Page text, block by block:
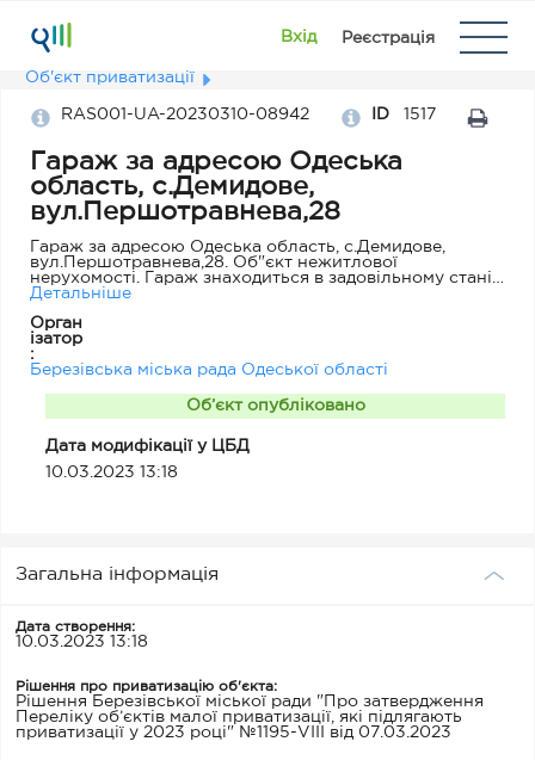
Вхід Реєстрація
Об'єкт приватизації
RAS001-UA-20230310-08942 ID 1517
Гараж за адресою Одеська
область, с.Демидове,
вул.Першотравнева,28
Гараж за адресою Одеська область, с.Демидове,
вул.Першотравнева,28. Об"єкт нежитлової
нерухомості. Гараж знаходиться в задовільному стані.
Технічний стан конструктивних елементів: перекриття
Земельна ділянка під будівлею не оформлена. Об'єкт є
вільний, не перебуває в оренді, не є пам'яткою
культурної спадщини.
Детальніше
Орган
ізатор
:
Березівська міська рада Одеської області
Об’єкт опубліковано
Дата модифікації у ЦБД
10.03.2023 13:18
Загальна інформація
Дата створення:
10.03.2023 13:18
Рішення про приватизацію об'єкта:
Рішення Березівської міської ради "Про затвердження
Переліку об’єктів малої приватизації, які підлягають
приватизації у 2023 році" №1195-VІІІ від 07.03.2023